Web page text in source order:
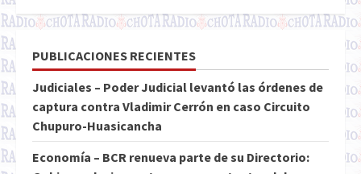
PUBLICACIONES RECIENTES
Judiciales – Poder Judicial levantó las órdenes de
captura contra Vladimir Cerrón en caso Circuito
Chupuro-Huasicancha
Economía – BCR renueva parte de su Directorio: